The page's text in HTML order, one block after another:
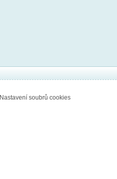
Nastavení soubrů cookies